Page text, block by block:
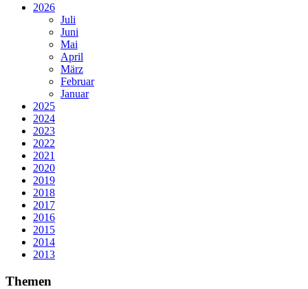
2026
Juli
Juni
Mai
April
März
Februar
Januar
2025
2024
2023
2022
2021
2020
2019
2018
2017
2016
2015
2014
2013
Themen